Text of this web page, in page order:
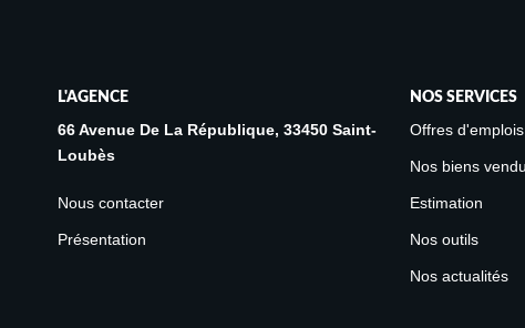
L'AGENCE
66 Avenue De La République, 33450 Saint-
Loubès
Nous contacter
Présentation
NOS SERVICES
Offres d'emplois
Nos biens
Estimation
Nos outils
Nos actualités